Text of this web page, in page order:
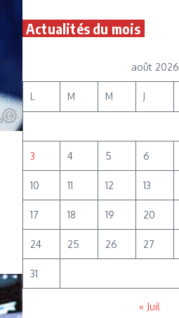
Actualités du mois
août 2026
L M M J
3 4 5 6
10 11 12 13
17 18 19 20
24 25 26 27
31
« Juil